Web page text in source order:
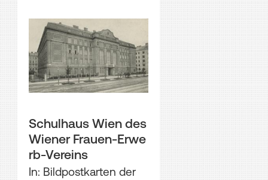
Schulhaus Wien des
Wiener Frauen-Erwe
rb-Vereins
In: Bildpostkarten der